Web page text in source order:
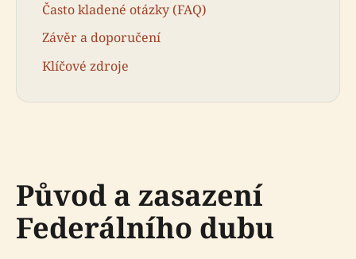
Často kladené otázky (FAQ)
Závěr a doporučení
Klíčové zdroje
Původ a zasazení
Federálního dubu